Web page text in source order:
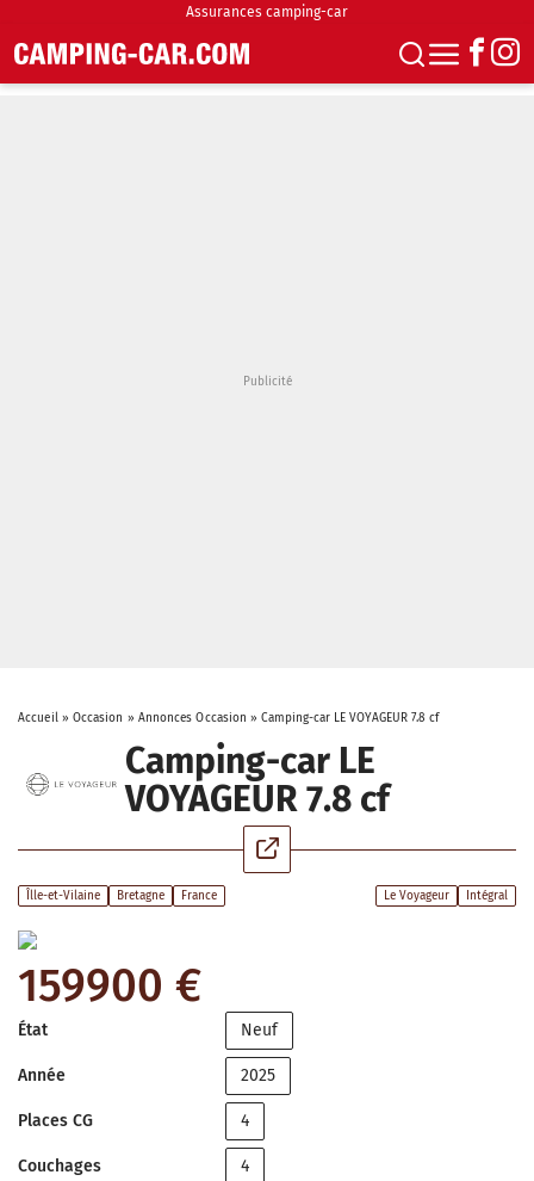
Assurances camping-car
Accueil» Occasion » Annonces Occasion »Camping-car LE VOYAGEUR 7.8 cf
Camping-car LE
VOYAGEUR 7.8 cf
Îlle-et-Vilaine Bretagne France Le Voyageur Intégral
159900 €
État Neuf
Année 2025
Places CG 4
Couchages 4